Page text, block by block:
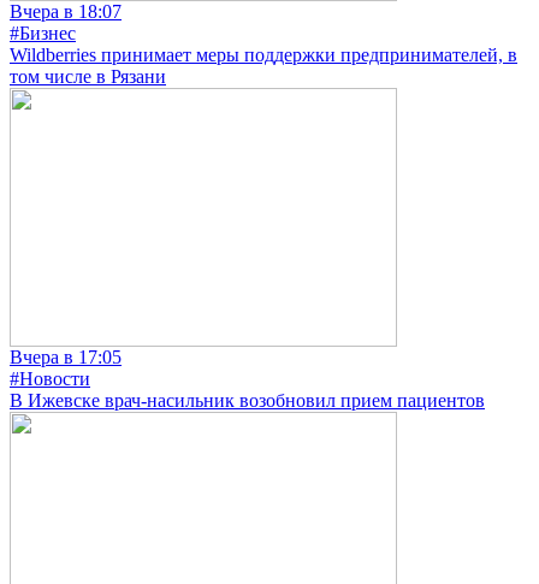
Вчера в 18:07
#Бизнес
Wildberries принимает меры поддержки предпринимателей, в
том числе в Рязани
Вчера в 17:05
#Новости
В Ижевске врач-насильник возобновил прием пациентов